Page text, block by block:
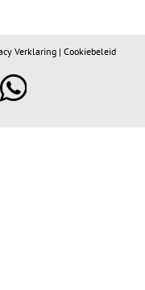
Verklaring| Cookiebeleid